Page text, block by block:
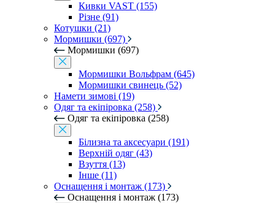
Кивки VAST (155)
Різне (91)
Котушки (21)
Мормишки (697)
Мормишки (697)
Мормишки Вольфрам (645)
Мормишки свинець (52)
Намети зимові (19)
Одяг та екіпіровка (258)
Одяг та екіпіровка (258)
Білизна та аксесуари (191)
Верхній одяг (43)
Взуття (13)
Інше (11)
Оснащення і монтаж (173)
Оснащення і монтаж (173)